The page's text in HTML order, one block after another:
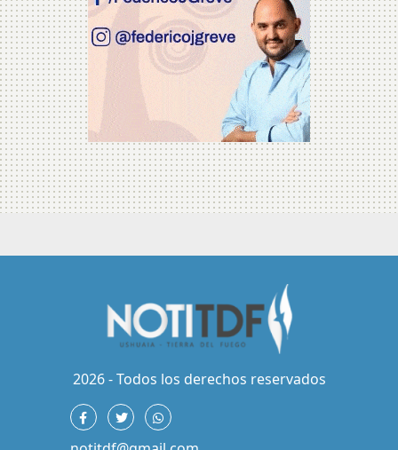
2026 - Todos los derechos reservados